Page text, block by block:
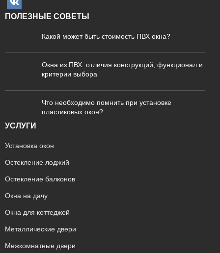
ПОЛЕЗНЫЕ СОВЕТЫ
Какой может быть стоимость ПВХ окна?
Окна из ПВХ: отличия конструкций, функционал и
критерии выбора
Что необходимо помнить при установке
пластиковых окон?
УСЛУГИ
Установка окон
Остекление лоджий
Остекление балконов
Окна на дачу
Окна для коттеджей
Металлические двери
Межкомнатные двери